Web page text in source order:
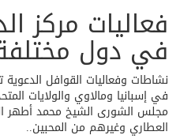
فعاليات مركز
في دول
نشاطات وفعاليات القوافل
في إسبانيا ومالاوي والولايات
مجلس الشورى الشيخ محمد أطهر
العطاري وغيرهم من المحبين..